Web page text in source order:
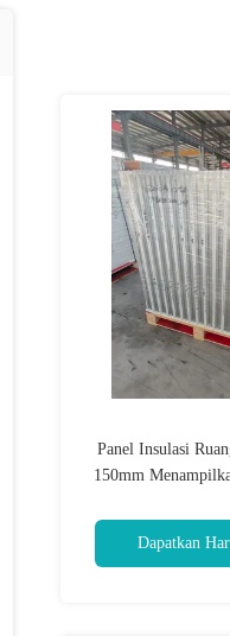
Panel Insulasi
150mm
Dapatkan